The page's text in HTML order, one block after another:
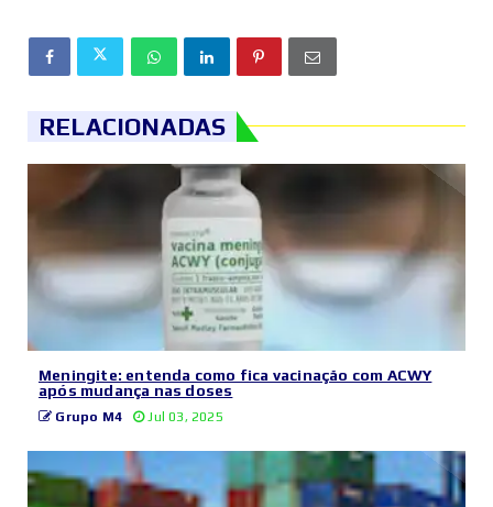
RELACIONADAS
Meningite: entenda como fica vacinação com ACWY
após mudança nas doses
Grupo M4 Jul 03, 2025